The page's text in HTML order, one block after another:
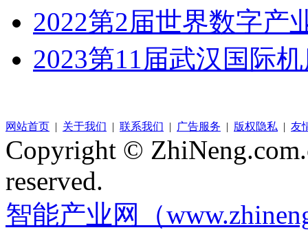
2022第2届世界数字产
2023第11届武汉国际
网站首页 | 关于我们 | 联系我们 | 广告服务 | 版权隐私 | 友
Copyright ©
reserved.
智能产业网（